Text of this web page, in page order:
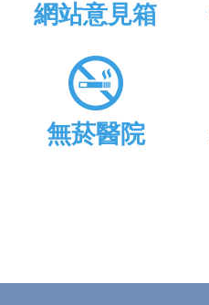
網站意見箱
無菸醫院